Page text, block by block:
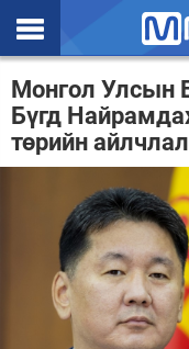
Эхлэл
Цаг агаар
Валют ханш
Эдийн засаг
Үзэл бодол
Монгол Улсын
Бүгд
төрийн